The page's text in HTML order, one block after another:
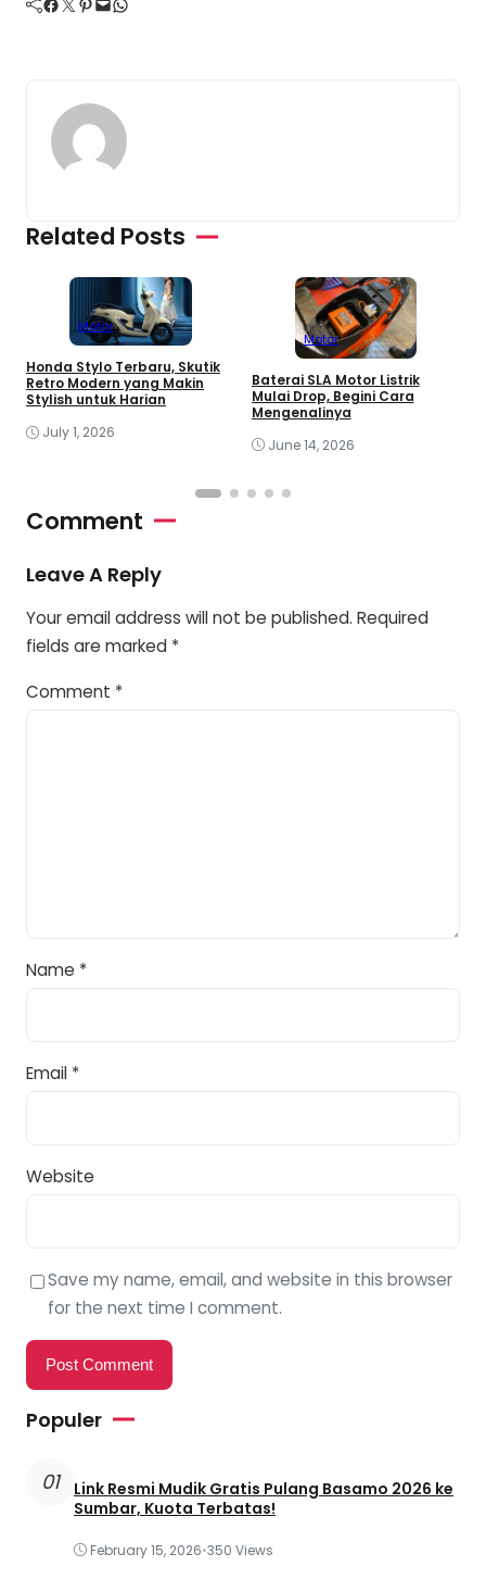
Related Posts
Motor
Honda Stylo Terbaru, Skutik
Retro Modern yang Makin
Stylish untuk Harian
July 1, 2026
Motor
Baterai SLA Motor Listrik
Mulai Drop, Begini Cara
Mengenalinya
June 14, 2026
Comment
Leave A Reply
Your email address will not be published. Required
fields are marked *
Comment *
Name *
Email *
Website
Save my name, email, and website in this browser
for the next time I comment.
Populer
01
Link Resmi Mudik Gratis Pulang Basamo 2026 ke
Sumbar, Kuota Terbatas!
February 15, 2026•350 Views